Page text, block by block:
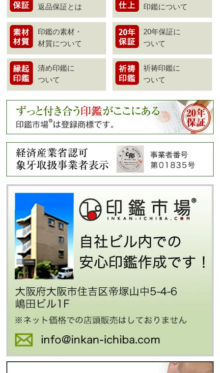
返品保証とは
印鑑について
印鑑の素材・
材質について
20年保証に
ついて
清め印鑑に
ついて
祈祷印鑑に
ついて